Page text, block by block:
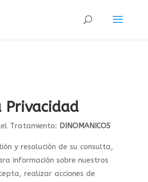
Privacidad
Tratamiento: DINOMANICOS
y resolución de su consulta,
información sobre nuestros
realizar acciones de